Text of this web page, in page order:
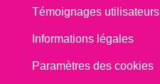
Témoignages utilisateurs
Informations légales
Paramètres des cookies